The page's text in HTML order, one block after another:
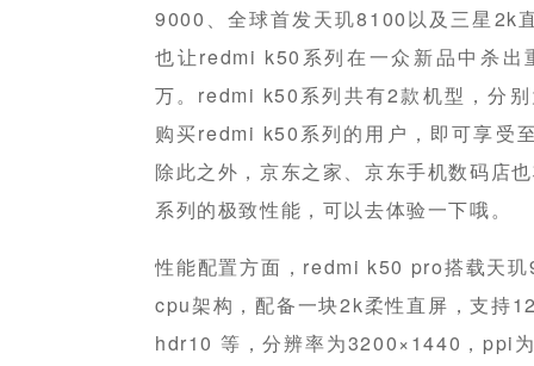
9000、全球首发天玑8100以及三星2k
也让redmi k50系列在一众新品中杀
万。redmi k50系列共有2款机型，分
购买redmi k50系列的用户，即可享受
除此之外，京东之家、京东手机数码店
系列的极致性能，可以去体验一下哦。
性能配置方面，redmi k50 pro搭载天
cpu架构，配备一块2k柔性直屏，支持
hdr10 等，分辨率为3200×1440，ppi